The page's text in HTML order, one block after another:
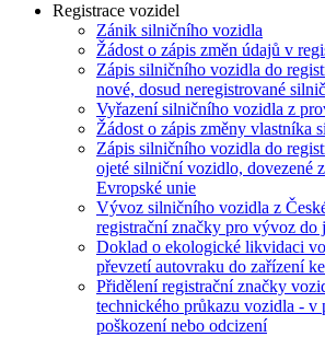
Registrace vozidel
Zánik silničního vozidla
Žádost o zápis změn údajů v
Zápis silničního vozidla do
nové, dosud neregistrované
Vyřazení silničního vozidla z
Žádost o zápis změny vlastníka
Zápis silničního vozidla do
ojeté silniční vozidlo, dovezené
Evropské unie
Vývoz silničního vozidla z
registrační značky pro vývoz do
Doklad o ekologické likvidaci
převzetí autovraku do zařízení
Přidělení registrační značky
technického průkazu vozidla - v
poškození nebo odcizení